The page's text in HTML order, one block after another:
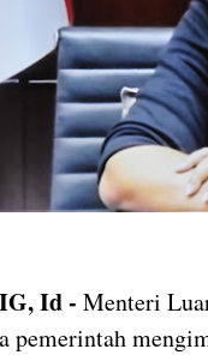
Id - Menteri
pemerintah